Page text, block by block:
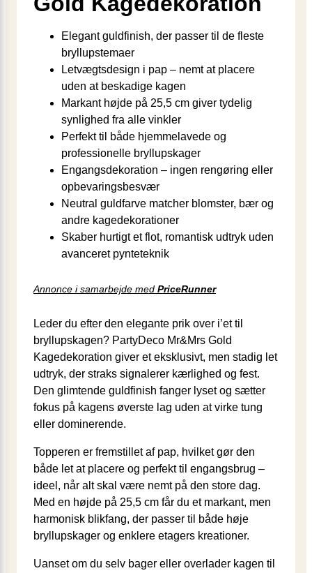
Elegant guldfinish, der passer til de fleste
bryllupstemaer
Letvægtsdesign i pap – nemt at placere
uden at beskadige kagen
Markant højde på 25,5 cm giver tydelig
synlighed fra alle vinkler
Perfekt til både hjemmelavede og
professionelle bryllupskager
Engangsdekoration – ingen rengøring eller
opbevaringsbesvær
Neutral guldfarve matcher blomster, bær og
andre kagedekorationer
Skaber hurtigt et flot, romantisk udtryk uden
avanceret pynteteknik
Annonce i samarbejde med PriceRunner
Leder du efter den elegante prik over i’et til
bryllupskagen? PartyDeco Mr&Mrs Gold
Kagedekoration giver et eksklusivt, men stadig let
udtryk, der straks signalerer kærlighed og fest.
Den glimtende guldfinish fanger lyset og sætter
fokus på kagens øverste lag uden at virke tung
eller dominerende.
Topperen er fremstillet af pap, hvilket gør den
både let at placere og perfekt til engangsbrug –
ideel, når alt skal være nemt på den store dag.
Med en højde på 25,5 cm får du et markant, men
harmonisk blikfang, der passer til både høje
bryllupskager og enklere etagers kreationer.
Uanset om du selv bager eller overlader kagen til